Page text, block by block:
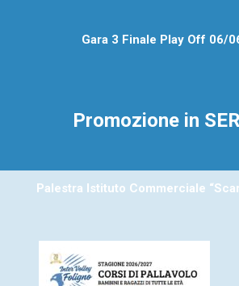
Gara 3 Finale Play Off 06/
Promozione in
Palestra Istituto Commerciale